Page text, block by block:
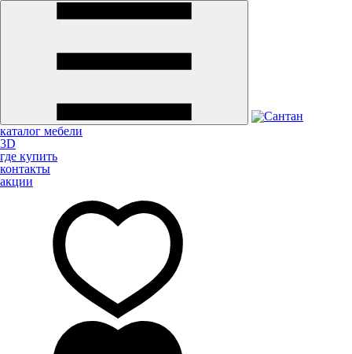
каталог мебели
3D
где купить
контакты
акции